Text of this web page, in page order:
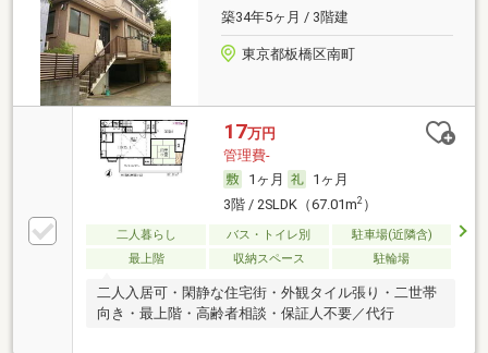
築34年5ヶ月 / 3階建
東京都板橋区南町
17万円
管理費-
1ヶ月
1ヶ月
3階 / 2SLDK（67.01m2）
二人暮らし バス・トイレ別
駐車場(近隣含)
最上階
収納スペース 駐輪場
二人入居可・閑静な住宅街・外観タイル張り・二世帯
向き・最上階・高齢者相談・保証人不要／代行